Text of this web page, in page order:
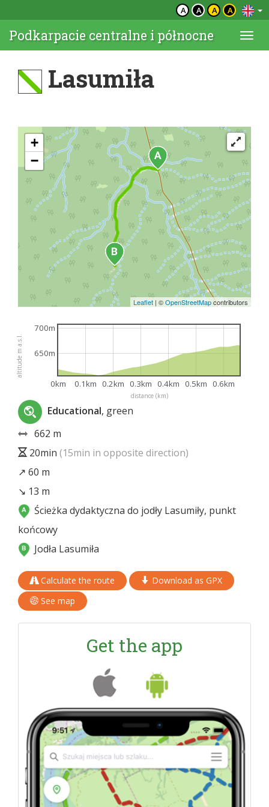
A A A A
Podkarpacie centralne i północne
Lasumiła
+
−
Leaflet | ©OpenStreetMapcontributors
distance (km)
altitude m a.s.l.
0km 0.1km 0.2km 0.3km 0.4km 0.5km 0.6km
650m
700m
Educational, green
662 m
20min (15min in opposite direction)
↗ 60 m
↘ 13 m
Ścieżka dydaktyczna do jodły Lasumiły, punkt
końcowy
Jodła Lasumiła
Calculate the route
Download as GPX
See map
Get the app